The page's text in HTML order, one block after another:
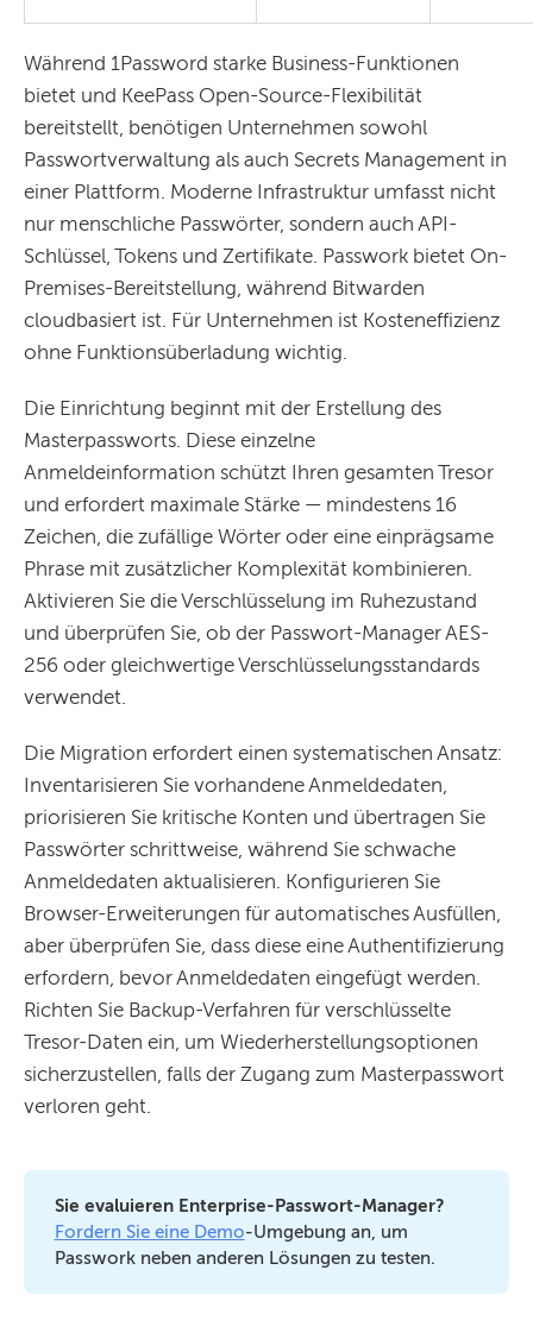
Während 1Password starke Business-Funktionen
bietet und KeePass Open-Source-Flexibilität
bereitstellt, benötigen Unternehmen sowohl
Passwortverwaltung als auch Secrets Management in
einer Plattform. Moderne Infrastruktur umfasst nicht
nur menschliche Passwörter, sondern auch API-
Schlüssel, Tokens und Zertifikate. Passwork bietet On-
Premises-Bereitstellung, während Bitwarden
cloudbasiert ist. Für Unternehmen ist Kosteneffizienz
ohne Funktionsüberladung wichtig.
Die Einrichtung beginnt mit der Erstellung des
Masterpassworts. Diese einzelne
Anmeldeinformation schützt Ihren gesamten Tresor
und erfordert maximale Stärke — mindestens 16
Zeichen, die zufällige Wörter oder eine einprägsame
Phrase mit zusätzlicher Komplexität kombinieren.
Aktivieren Sie die Verschlüsselung im Ruhezustand
und überprüfen Sie, ob der Passwort-Manager AES-
256 oder gleichwertige Verschlüsselungsstandards
verwendet.
Die Migration erfordert einen systematischen Ansatz:
Inventarisieren Sie vorhandene Anmeldedaten,
priorisieren Sie kritische Konten und übertragen Sie
Passwörter schrittweise, während Sie schwache
Anmeldedaten aktualisieren. Konfigurieren Sie
Browser-Erweiterungen für automatisches Ausfüllen,
aber überprüfen Sie, dass diese eine Authentifizierung
erfordern, bevor Anmeldedaten eingefügt werden.
Richten Sie Backup-Verfahren für verschlüsselte
Tresor-Daten ein, um Wiederherstellungsoptionen
sicherzustellen, falls der Zugang zum Masterpasswort
verloren geht.
Sie evaluieren Enterprise-Passwort-Manager?
Fordern Sie eine Demo-Umgebung an, um
Passwork neben anderen Lösungen zu testen.